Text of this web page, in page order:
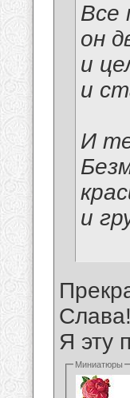
Все
он
и
и
И
и
Я эту
Миниатюры